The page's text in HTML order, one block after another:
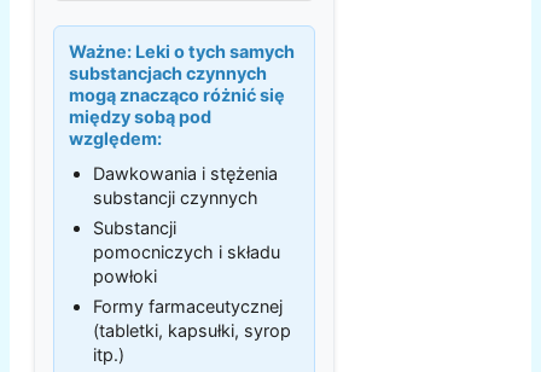
Ważne: Leki o tych samych
substancjach czynnych
mogą znacząco różnić się
między sobą pod
względem:
Dawkowania i stężenia
substancji czynnych
Substancji
pomocniczych i składu
powłoki
Formy farmaceutycznej
(tabletki, kapsułki, syrop
itp.)